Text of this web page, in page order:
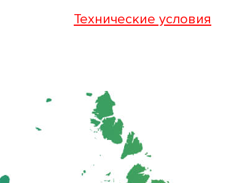
Технические условия